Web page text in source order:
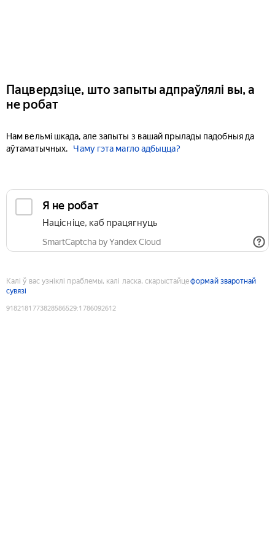
Пацвердзіце, што запыты адпраўлялі вы, а
не робат
Нам вельмі шкада, але запыты з вашай прылады падобныя да
аўтаматычных.
Чаму гэта магло адбыцца?
Я не робат
Націсніце, каб працягнуць
SmartCaptcha by Yandex Cloud
Калі ў вас узніклі праблемы, калі ласка, скарыстайцеформай зваротнай
сувязі
9182181773828586529:1786092612